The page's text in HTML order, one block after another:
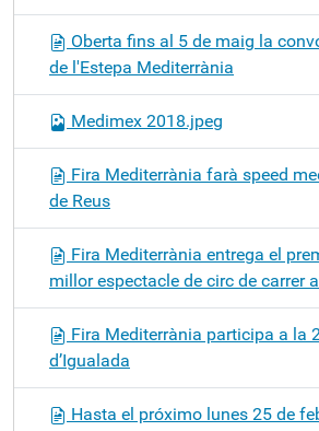
Oberta fins al 5 de maig la
de l'Estepa Mediterrània
Medimex 2018.jpeg
Fira Mediterrània farà speed
de Reus
Fira Mediterrània entrega el
millor espectacle de circ de carrer
Fira Mediterrània participa a la
d’Igualada
Hasta el próximo lunes 25 de